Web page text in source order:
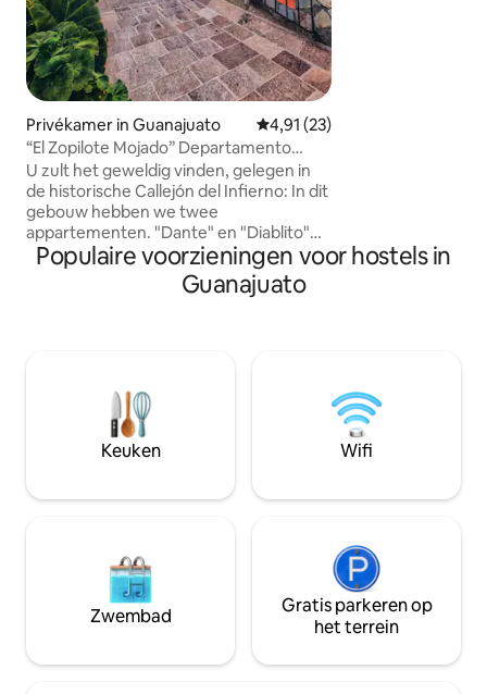
Privékamer in Guanajuato Gemiddelde beoordeling van
4,91 (23)
“El Zopilote Mojado” Departamento
Dante
U zult het geweldig vinden, gelegen in
de historische Callejón del Infierno: In dit
gebouw hebben we twee
appartementen. "Dante" en "Diablito"
zijn gelegen in de Callejón del Infierno
een paar stappen van het café, het
oversteken van de Plaza Mexíamora. Elk
badkamer. Er is gratis draadloos internet
beschikbaar. Gasten wordt vriendelijk
verzocht niet te roken in de
appartementen of bezoekers te
Populaire voorzieningen voor hostels in
Guanajuato
Keuken Wifi
Zwembad
Gratis parkeren op
het terrein